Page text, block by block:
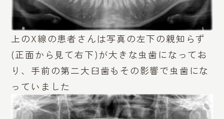
上のX線の患者さんは写真の左下の親知らず
(正面から見て右下)が大きな虫歯になってお
り、手前の第二大臼歯もその影響で虫歯にな
っていました